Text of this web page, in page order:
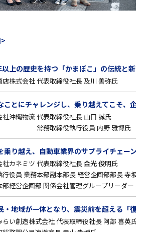
以上の歴史を持つ「かまぼこ」の伝統と新商品
店株式会社 代表取締役社長 及川 善弥氏
ことにチャレンジし、乗り越えてこそ、企業も
社沖縄物流 代表取締役社長 山口 誠氏
取締役執行役員 内野 雅博氏
乗り越え、自動車業界のサプライチェーン強
社カネミツ 代表取締役社長 金光 俊明氏
行役員 業務本部副本部長 経営企画部部長 寺坂 孝雄
部経営企画部 関係会社管理グループリーダー 松村
・地域が一体となり、震災前を超える「復興
らい創造株式会社 代表取締役社長 阿部 喜英氏